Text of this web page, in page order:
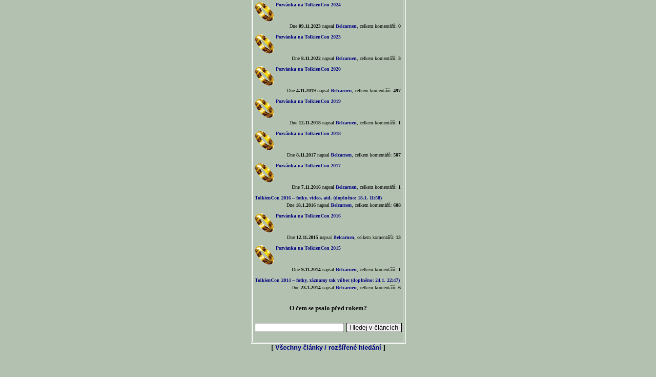
Pozvánka na TolkienCon 2024
Dne 09.11.2023napsal Belcarnen , celkem komentářů: 0
Pozvánka na TolkienCon 2023
Dne 8.11.2022napsal Belcarnen , celkem komentářů: 3
Pozvánka na TolkienCon 2020
Dne 4.11.2019napsal Belcarnen , celkem komentářů: 497
Pozvánka na TolkienCon 2019
Dne 12.11.2018napsal Belcarnen , celkem komentářů: 1
Pozvánka na TolkienCon 2018
Dne 8.11.2017napsal Belcarnen , celkem komentářů: 507
Pozvánka na TolkienCon 2017
Dne 7.11.2016napsal Belcarnen , celkem komentářů: 1
TolkienCon 2016 – fotky, video, atd. (doplněno: 18.1. 11:58)
Dne 18.1.2016napsal Belcarnen , celkem komentářů: 608
Pozvánka na TolkienCon 2016
Dne 12.11.2015napsal Belcarnen , celkem komentářů: 13
Pozvánka na TolkienCon 2015
Dne 9.11.2014napsal Belcarnen , celkem komentářů: 1
TolkienCon 2014 – fotky, záznamy tak vůbec (doplněno: 24.1. 22:47)
Dne 23.1.2014napsal Belcarnen , celkem komentářů: 6
O čem se psalo před rokem?
[ Všechny články / rozšířené hledání]